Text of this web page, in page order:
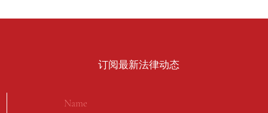
​订阅最新法律动态